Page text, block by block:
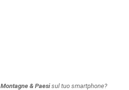
Montagne & Paesisul tuo smartphone?